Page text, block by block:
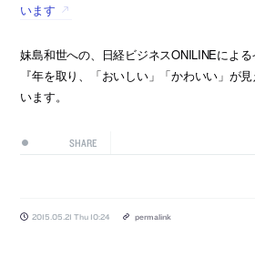
います
妹島和世への、日経ビジネスONILINEによ
『年を取り、「おいしい」「かわいい」が
います。
SHARE
2015.05.21 Thu 10:24 permalink